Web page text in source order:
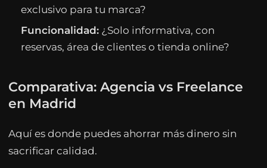
exclusivo para tu marca?
Funcionalidad: ¿Solo informativa, con
reservas, área de clientes o tienda online?
Comparativa: Agencia vs Freelance
en Madrid
Aquí es donde puedes ahorrar más dinero sin
sacrificar calidad.